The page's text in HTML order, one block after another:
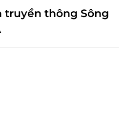
truyền thông Sông